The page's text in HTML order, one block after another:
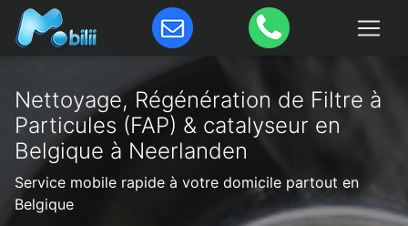
Nettoyage, Régénération de Filtre à
Particules (FAP) & catalyseur en
Belgique à Neerlanden
Service mobile rapide à votre domicile partout en
Belgique